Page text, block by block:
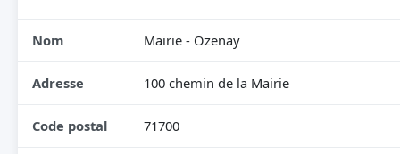
Nom Mairie - Ozenay
Adresse 100 chemin de la Mairie
Code postal 71700